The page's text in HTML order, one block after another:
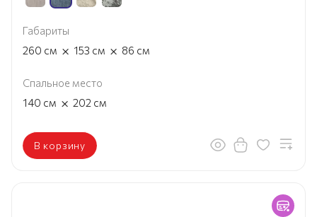
Габариты
260 см × 153 см × 86 см
Спальное место
140 см × 202 см
В корзину